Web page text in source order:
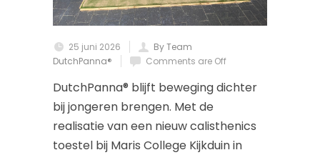
25 juni 2026
By Team
DutchPanna®
Comments are Off
DutchPanna® blijft beweging dichter
bij jongeren brengen. Met de
realisatie van een nieuw calisthenics
toestel bij Maris College Kijkduin in